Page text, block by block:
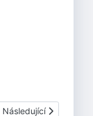
týden
Další článek: Borůvka
Následující